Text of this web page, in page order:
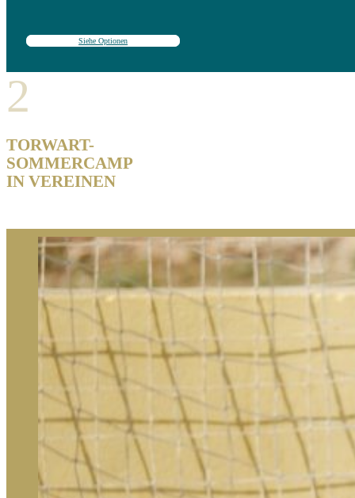
Siehe Optionen
2
TORWART-
SOMMERCAMP
IN VEREINEN